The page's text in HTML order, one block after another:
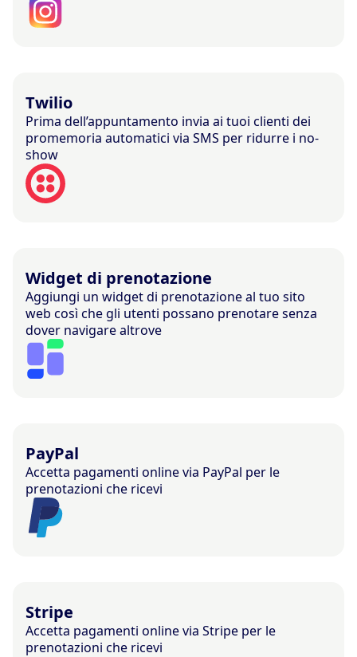
Twilio
Prima dell’appuntamento invia ai tuoi clienti dei
promemoria automatici via SMS per ridurre i no-
show
Widget di prenotazione
Aggiungi un widget di prenotazione al tuo sito
web così che gli utenti possano prenotare senza
dover navigare altrove
PayPal
Accetta pagamenti online via PayPal per le
prenotazioni che ricevi
Stripe
Accetta pagamenti online via Stripe per le
prenotazioni che ricevi